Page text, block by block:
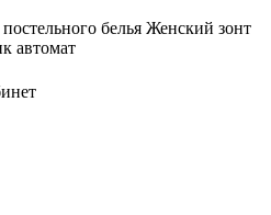
белья Женский зонт
автомат